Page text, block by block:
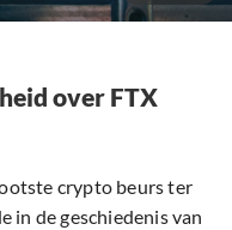
over FTX
crypto beurs ter
in de geschiedenis van